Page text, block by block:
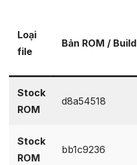
Loại
file
Bản ROM / Build
Stock
ROM
d8a54518
Stock
ROM
bb1c9236